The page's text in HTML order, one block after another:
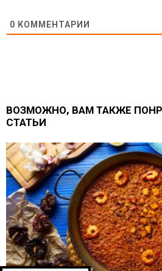
0 КОММЕНТАРИИ
ВОЗМОЖНО, ВАМ ТАКЖЕ
СТАТЬИ